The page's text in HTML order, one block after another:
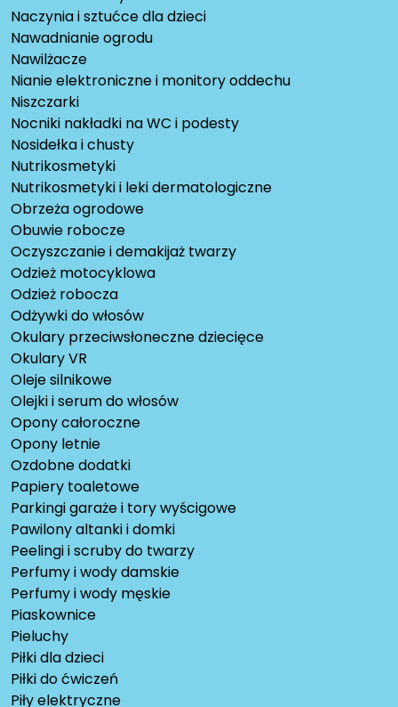
Naczynia i sztućce dla dzieci
Nawadnianie ogrodu
Nawilżacze
Nianie elektroniczne i monitory oddechu
Niszczarki
Nocniki nakładki na WC i podesty
Nosidełka i chusty
Nutrikosmetyki
Nutrikosmetyki i leki dermatologiczne
Obrzeża ogrodowe
Obuwie robocze
Oczyszczanie i demakijaż twarzy
Odzież motocyklowa
Odzież robocza
Odżywki do włosów
Okulary przeciwsłoneczne dziecięce
Okulary VR
Oleje silnikowe
Olejki i serum do włosów
Opony całoroczne
Opony letnie
Ozdobne dodatki
Papiery toaletowe
Parkingi garaże i tory wyścigowe
Pawilony altanki i domki
Peelingi i scruby do twarzy
Perfumy i wody damskie
Perfumy i wody męskie
Piaskownice
Pieluchy
Piłki dla dzieci
Piłki do ćwiczeń
Piły elektryczne